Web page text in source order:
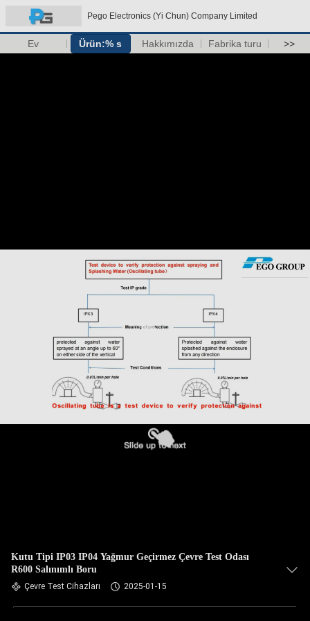
Pego Electronics (Yi Chun) Company Limited
Ev Ürün:% s Hakkımızda Fabrika turu >>
Kutu Tipi IP03 IP04 Yağmur Geçirmez Çevre Test Odası
R600 Salınımlı Boru
Çevre Test Cihazları 2025-01-15